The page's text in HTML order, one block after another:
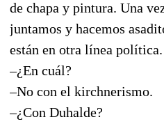
de chapa y pintura. Una
juntamos y hacemos
están en otra línea política.
–¿En cuál?
–No con el kirchnerismo.
–¿Con Duhalde?